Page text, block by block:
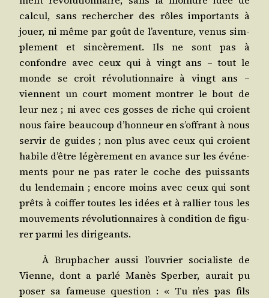
cal­cul, sans recher­cher des rôles impor­tants à
jouer, ni même par goût de l’aventure, venus sim­
ple­ment et sin­cè­re­ment. Ils ne sont pas à
confondre avec ceux qui à vingt ans – tout le
monde se croit révo­lu­tion­naire à vingt ans –
viennent un court moment mon­trer le bout de
leur nez ; ni avec ces gosses de riche qui croient
nous faire beau­coup d’honneur en s’offrant à nous
ser­vir de guides ; non plus avec ceux qui croient
habile d’être légè­re­ment en avance sur les évé­ne­
ments pour ne pas rater le coche des puis­sants
du len­de­main ; encore moins avec ceux qui sont
prêts à coif­fer toutes les idées et à ral­lier tous les
mou­ve­ments révo­lu­tion­naires à condi­tion de figu­
rer par­mi les dirigeants.
À Brup­ba­cher aus­si l’ouvrier socia­liste de
Vienne, dont a par­lé Manès Sper­ber, aurait pu
poser sa fameuse ques­tion : « Tu n’es pas fils